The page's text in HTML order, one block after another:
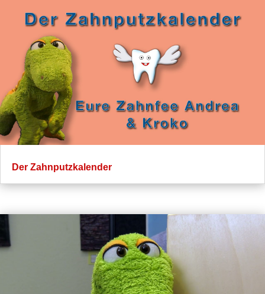
Der Zahnputzkalender